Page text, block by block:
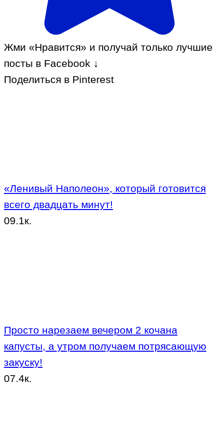
Жми «Нравится» и получай только лучшие
посты в Facebook ↓
Поделиться в Pinterest
«Ленивый Наполеон», который готовится
всего двадцать минут!
09.1к.
Просто нарезаем вечером 2 кочана
капусты, а утром получаем потрясающую
закуску!
07.4к.